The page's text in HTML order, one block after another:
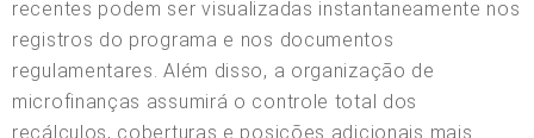
recentes podem ser visualizadas instantaneamente nos
registros do programa e nos documentos
regulamentares. Além disso, a organização de
microfinanças assumirá o controle total dos
recálculos, coberturas e posições adicionais mais